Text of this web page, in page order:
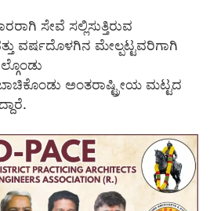
ಸೇವೆ ಸಲ್ಲಿಸುತ್ತಿರುವ
ವರ್ಷದೊಳಗಿನ ಮೇಲ್ಪಟ್ಟವರಿಗಾಗಿ
ಅಂತರಾಷ್ಟ್ರೀಯ ಮಟ್ಟದ